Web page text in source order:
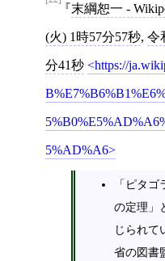
末綱恕一 -
(火) 1時57分57秒, 令
分41秒 https://
5%AD%A6
「ピタ
の定理」
じられて
省の図書